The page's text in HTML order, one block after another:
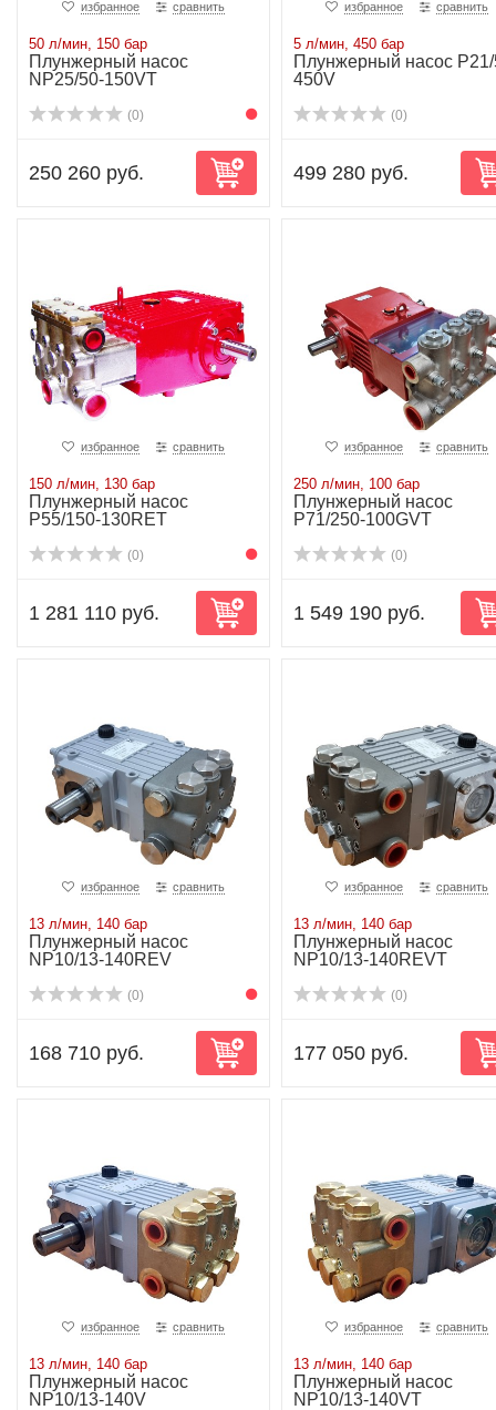
избранное сравнить
50 л/мин, 150 бар
Плунжерный насос
NP25/50-150VT
(0)
250 260 руб.
избранное сравнить
5 л/мин, 450 бар
Плунжерный насос P21/
450V
(0)
499 280 руб.
избранное сравнить
150 л/мин, 130 бар
Плунжерный насос
P55/150-130RET
(0)
1 281 110 руб.
избранное сравнить
250 л/мин, 100 бар
Плунжерный насос
P71/250-100GVT
(0)
1 549 190 руб.
избранное сравнить
13 л/мин, 140 бар
Плунжерный насос
NP10/13-140REV
(0)
168 710 руб.
избранное сравнить
13 л/мин, 140 бар
Плунжерный насос
NP10/13-140REVT
(0)
177 050 руб.
избранное сравнить
13 л/мин, 140 бар
Плунжерный насос
NP10/13-140V
избранное сравнить
13 л/мин, 140 бар
Плунжерный насос
NP10/13-140VT